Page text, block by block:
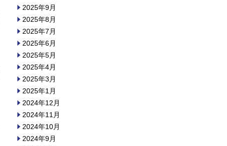
2025年9月
2025年8月
2025年7月
2025年6月
2025年5月
2025年4月
2025年3月
2025年1月
2024年12月
2024年11月
2024年10月
2024年9月